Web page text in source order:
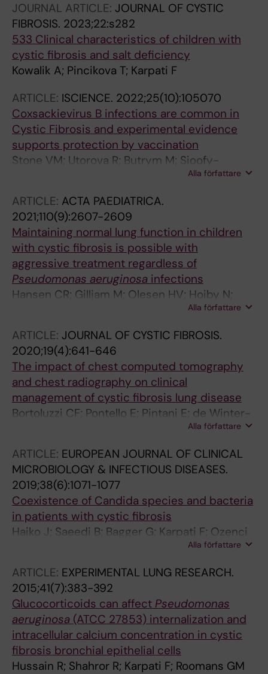
JOURNAL ARTICLE: JOURNAL OF CYSTIC
FIBROSIS. 2023;22:s282
533 Clinical characteristics of children with
cystic fibrosis and salt deficiency
Kowalik A; Pincikova T; Karpati F
ARTICLE: ISCIENCE. 2022;25(10):105070
Coxsackievirus B infections are common in
Cystic Fibrosis and experimental evidence
supports protection by vaccination
Stone VM; Utorova R; Butrym M; Sioofy-
Khojine A-B; Hankaniemi MM; Ringqvist EE;
Karpati F; Hytonen VP; Hyoty H; Hjelte L;
Flodstrom-Tullberg M
Alla författare
ARTICLE: ACTA PAEDIATRICA.
2021;110(9):2607-2609
Maintaining normal lung function in children
with cystic fibrosis is possible with
aggressive treatment regardless of
Pseudomonas aeruginosa infections
Hansen CR; Gilljam M; Olesen HV; Hoiby N;
Karpati F; Johansson E; Krantz C; Skov M;
Alla författare
ARTICLE: JOURNAL OF CYSTIC FIBROSIS.
2020;19(4):641-646
The impact of chest computed tomography
and chest radiography on clinical
management of cystic fibrosis lung disease
Bortoluzzi CF; Pontello E; Pintani E; de Winter-
de Groot KM; D'Orazio C; Assael BM; Hunink
Alla författare
ARTICLE: EUROPEAN JOURNAL OF CLINICAL
MICROBIOLOGY & INFECTIOUS DISEASES.
2019;38(6):1071-1077
Coexistence of Candida species and bacteria
in patients with cystic fibrosis
Haiko J; Saeedi B; Bagger G; Karpati F; Ozenci
Alla författare
ARTICLE: EXPERIMENTAL LUNG RESEARCH.
2015;41(7):383-392
Glucocorticoids can affect Pseudomonas
aeruginosa (ATCC 27853) internalization and
intracellular calcium concentration in cystic
fibrosis bronchial epithelial cells
Hussain R; Shahror R; Karpati F; Roomans GM